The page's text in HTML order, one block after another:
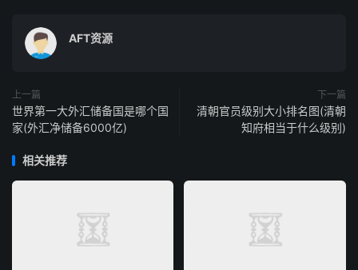
AFT资源
上一篇
世界第一大外汇储备国是哪个国
家(外汇净储备6000亿)
下一篇
清朝官员级别大小排名图(清朝
知府相当于什么级别)
相关推荐